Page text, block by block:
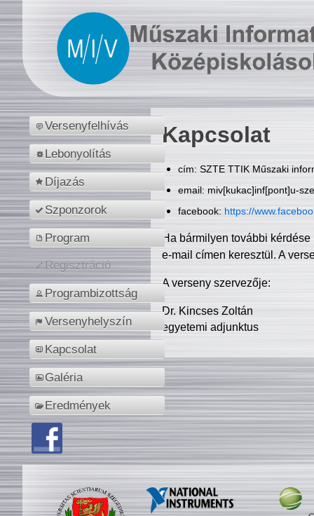
Versenyfelhívás
Lebonyolítás
Díjazás
Szponzorok
Program
Regisztráció
Programbizottság
Versenyhelyszín
Kapcsolat
Galéria
Eredmények
Kapcsolat
cím: SZTE TTIK Műszaki
email: miv[kukac]inf[pont]u-
facebook: https://
Ha bármilyen további
e-mail címen keresztül. A
A verseny szervezője:
Dr. Kincses Zoltán
egyetemi adjunktus